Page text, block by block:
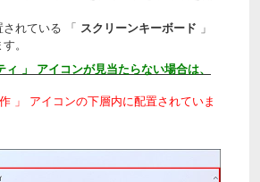
れている 「 スクリーンキーボード 」
。
ィ 」 アイコンが見当たらない場合は、
」 アイコンの下層内に配置されていま